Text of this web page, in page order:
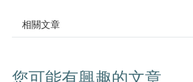
相關文章
您可能有興趣的文章